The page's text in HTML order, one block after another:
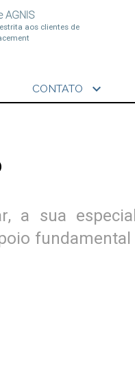
AGNIS
aos clientes de
CONTATO expand_more
a sua